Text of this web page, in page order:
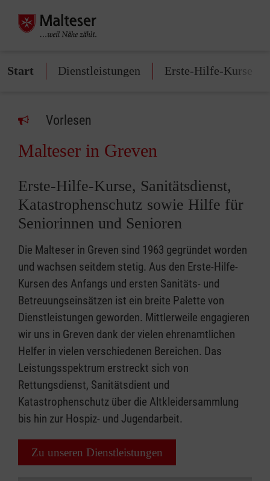
Start Dienstleistungen Erste-Hilfe-Kurse
Vorlesen
Malteser in Greven
Erste-Hilfe-Kurse, Sanitätsdienst,
Katastrophenschutz sowie Hilfe für
Seniorinnen und Senioren
Die Malteser in Greven sind 1963 gegründet worden
und wachsen seitdem stetig. Aus den Erste-Hilfe-
Kursen des Anfangs und ersten Sanitäts- und
Betreuungseinsätzen ist ein breite Palette von
Dienstleistungen geworden. Mittlerweile engagieren
wir uns in Greven dank der vielen ehrenamtlichen
Helfer in vielen verschiedenen Bereichen. Das
Leistungsspektrum erstreckt sich von
Rettungsdienst, Sanitätsdient und
Katastrophenschutz über die Altkleidersammlung
bis hin zur Hospiz- und Jugendarbeit.
Zu unseren Dienstleistungen